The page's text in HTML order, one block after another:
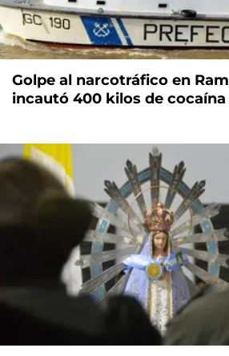
Golpe al narcotráfico en
incautó 400 kilos de cocaína